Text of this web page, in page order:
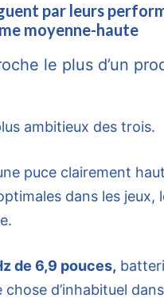
par leurs
moyenne-haute
le plus d’un
ambitieux des trois.
puce clairement
dans les jeux,
de 6,9 ​​pouces,
chose d’inhabituel